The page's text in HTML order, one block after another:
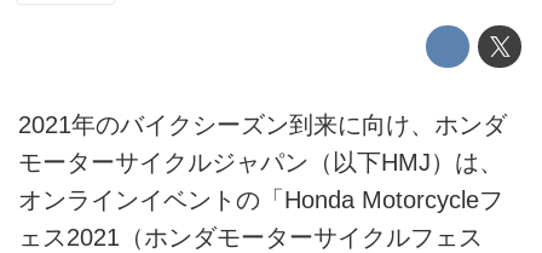
2021年のバイクシーズン到来に向け、ホンダ
モーターサイクルジャパン（以下HMJ）は、
オンラインイベントの「Honda Motorcycleフ
ェス2021（ホンダモーターサイクルフェス